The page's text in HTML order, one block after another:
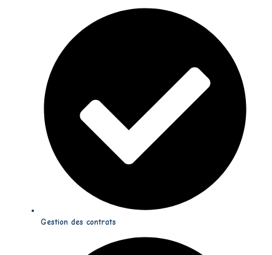
Gestion des contrats